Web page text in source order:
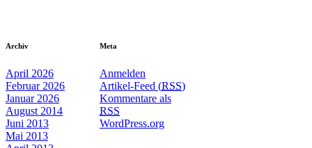
Archiv
April 2026
Februar 2026
Januar 2026
August 2014
Juni 2013
Mai 2013
Meta
Anmelden
Artikel-Feed (RSS)
Kommentare als
RSS
WordPress.org